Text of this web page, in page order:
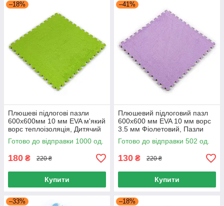
–18%
Плюшеві підлогові пазли
600х600мм 10 мм EVA м'який
ворс теплоізоляція, Дитячий
килимок Салатовий 0.36м2
Готово до відправки 1000 од.
180 ₴ 220 ₴
Купити
–41%
Плюшевий підлоговий пазл
600х600 мм EVA 10 мм ворс
3.5 мм Фіолетовий, Пазли
підлогові м'яке покриття
Готово до відправки 502 од.
130 ₴ 220 ₴
Купити
–33% –18%